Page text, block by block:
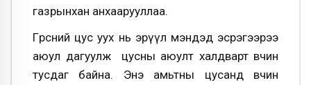
газрынхан анхаарууллаа.
Гөрөөсний цус уух нь эрүүл мэндэд эсрэгээрээ
аюул дагуулж цусны аюулт халдварт өвчин
тусдаг байна. Энэ амьтны цусанд өвчин